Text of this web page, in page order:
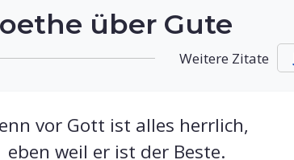
über Gute
Weitere Zitate
vor Gott ist alles herrlich,
eben weil er ist der Beste.